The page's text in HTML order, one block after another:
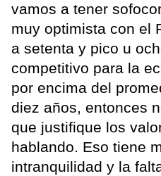
vamos a tener
muy optimista con el
a setenta y pico u
competitivo para la
por encima del
diez años, entonces
que justifique los
hablando. Eso tiene
intranquilidad y la